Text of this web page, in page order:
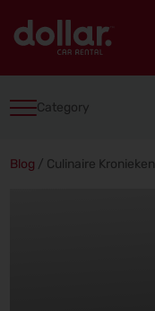
Category
Blog / Culinaire Kronieken